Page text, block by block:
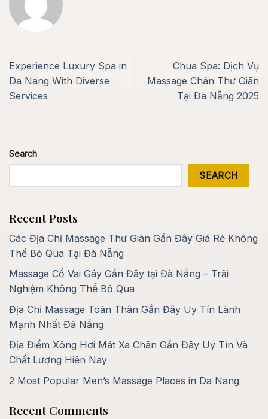
Experience Luxury Spa in
Da Nang With Diverse
Services
Chua Spa: Dịch Vụ
Massage Chân Thư Giãn
Tại Đà Nẵng 2025
Search
SEARCH
Recent Posts
Các Địa Chỉ Massage Thư Giãn Gần Đây Giá Rẻ Không
Thể Bỏ Qua Tại Đà Nẵng
Massage Cổ Vai Gáy Gần Đây tại Đà Nẵng – Trải
Nghiệm Không Thể Bỏ Qua
Địa Chỉ Massage Toàn Thân Gần Đây Uy Tín Lành
Mạnh Nhất Đà Nẵng
Địa Điểm Xông Hơi Mát Xa Chân Gần Đây Uy Tín Và
Chất Lượng Hiện Nay
2 Most Popular Men’s Massage Places in Da Nang
Recent Comments